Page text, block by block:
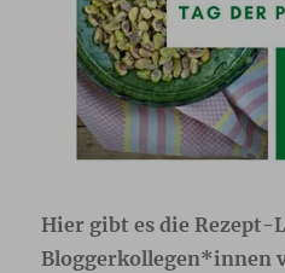
Hier gibt es die Rezept-
Bloggerkollegen*innen